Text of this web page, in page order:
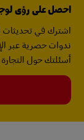
احصل على رؤى
اشترك في تحديثات
ندوات حصرية عبر
أسئلتك حول التجارة